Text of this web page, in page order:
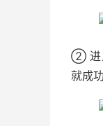
② 进
就成